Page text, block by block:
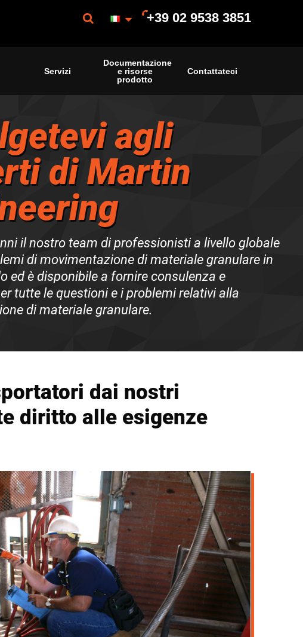
+39 02 9538 3851
Servizi
Documentazione
e risorse
prodotto
Contattateci
agli
di Martin
il nostro team di professionisti a livello globale
di movimentazione di materiale granulare in
ed è disponibile a fornire consulenza e
tutte le questioni e i problemi relativi alla
di materiale granulare.
dai nostri
diritto alle esigenze